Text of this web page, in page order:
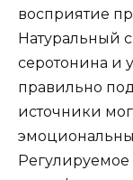
восприятие
Натуральный
серотонина и
правильно
источники